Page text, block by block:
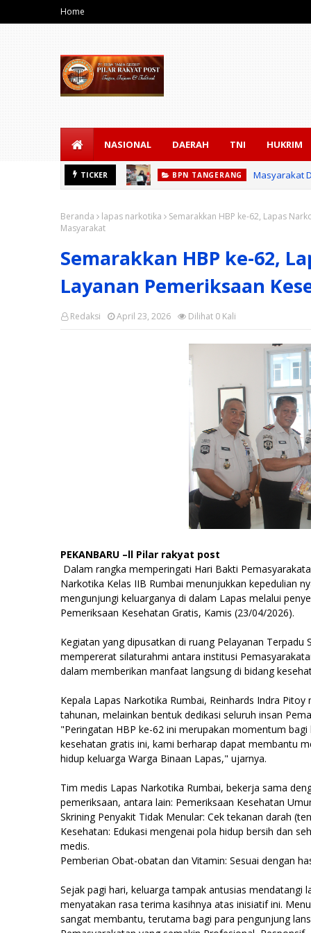
Home
NASIONAL DAERAH TNI HUKRIM
TICKER BPN TANGERANG Masyarakat
Beranda lapas narkotika
Semarakkan HBP ke-62, Lapas
Masyarakat
Semarakkan HBP ke-62,
Layanan Pemeriksaan
Redaksi Dilihat 0 Kali
April 23, 2026
PEKANBARU –ll Pilar rakyat post
Dalam rangka memperingati Hari Bakti
Narkotika Kelas IIB Rumbai menunjukkan kepedulian
mengunjungi keluarganya di dalam Lapas melalui
Pemeriksaan Kesehatan Gratis, Kamis (23/04/2026).
Kegiatan yang dipusatkan di ruang Pelayanan
mempererat silaturahmi antara institusi
dalam memberikan manfaat langsung di bidang
Kepala Lapas Narkotika Rumbai, Reinhards Indra
tahunan, melainkan bentuk dedikasi seluruh insan
"Peringatan HBP ke-62 ini merupakan momentum
kesehatan gratis ini, kami berharap dapat membantu
hidup keluarga Warga Binaan Lapas," ujarnya.
Tim medis Lapas Narkotika Rumbai, bekerja sama
pemeriksaan, antara lain: Pemeriksaan Kesehatan
Skrining Penyakit Tidak Menular: Cek tekanan darah
Kesehatan: Edukasi mengenai pola hidup bersih dan
medis.
Pemberian Obat-obatan dan Vitamin: Sesuai dengan
Sejak pagi hari, keluarga tampak antusias mendatangi
menyatakan rasa terima kasihnya atas inisiatif ini.
sangat membantu, terutama bagi para pengunjung